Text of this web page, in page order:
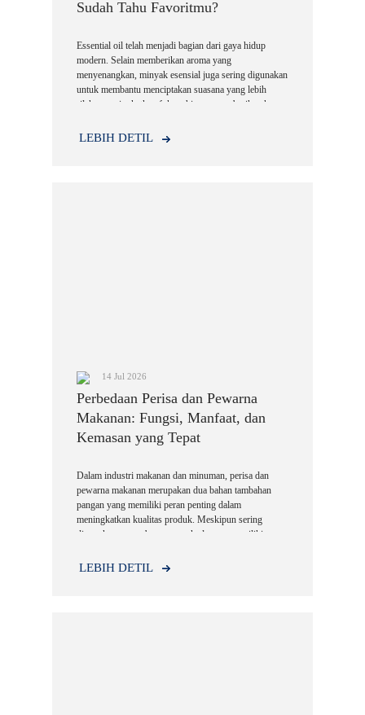
Sudah Tahu Favoritmu?
Essential oil telah menjadi bagian dari gaya hidup
modern. Selain memberikan aroma yang
menyenangkan, minyak esensial juga sering digunakan
untuk membantu menciptakan suasana yang lebih
rileks, meningkatkan fokus, hingga memberikan kesan
LEBIH DETIL
14 Jul 2026
Perbedaan Perisa dan Pewarna
Makanan: Fungsi, Manfaat, dan
Kemasan yang Tepat
Dalam industri makanan dan minuman, perisa dan
pewarna makanan merupakan dua bahan tambahan
pangan yang memiliki peran penting dalam
meningkatkan kualitas produk. Meskipun sering
digunakan secara bersamaan, keduanya memiliki
LEBIH DETIL